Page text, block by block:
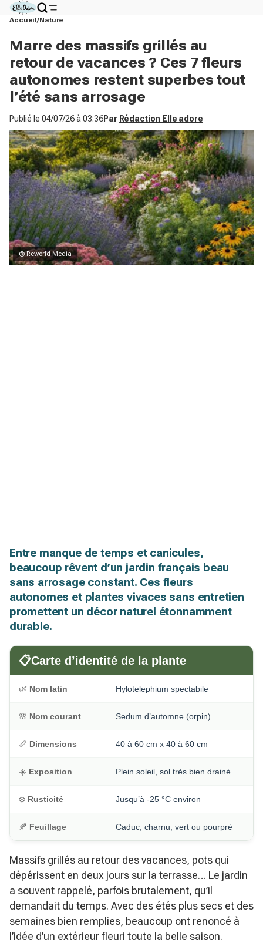
Accueil Nature
Marre des massifs grillés au
retour de vacances ? Ces 7 fleurs
autonomes restent superbes tout
l’été sans arrosage
Publié le 04/07/26 à 03:36Par Rédaction Elle adore
© Reworld Media
Entre manque de temps et canicules,
beaucoup rêvent d’un jardin français beau
sans arrosage constant. Ces fleurs
autonomes et plantes vivaces sans entretien
promettent un décor naturel étonnamment
durable.
📋Carte d’identité de la plante
🌿 Nom latin Hylotelephium spectabile
🌸 Nom courant Sedum d’automne (orpin)
📏 Dimensions 40 à 60 cm x 40 à 60 cm
☀️ Exposition Plein soleil, sol très bien drainé
❄️ Rusticité Jusqu’à -25 °C environ
🍂 Feuillage Caduc, charnu, vert ou pourpré
Massifs grillés au retour des vacances, pots qui
dépérissent en deux jours sur la terrasse… Le jardin
a souvent rappelé, parfois brutalement, qu’il
demandait du temps. Avec des étés plus secs et des
semaines bien remplies, beaucoup ont renoncé à
l’idée d’un extérieur fleuri toute la belle saison.